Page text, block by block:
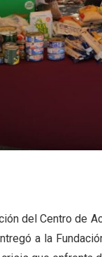
del Centro de
a la